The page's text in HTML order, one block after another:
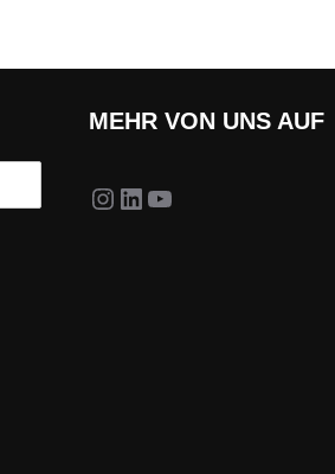
MEHR VON UNS AUF
Instagram
LinkedIn
YouTube